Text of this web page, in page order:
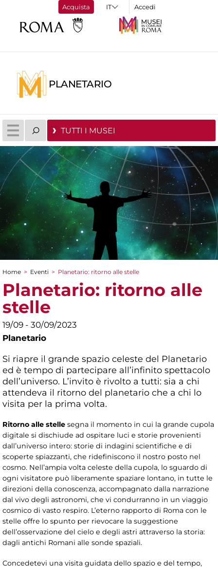
Acquista Accedi
PLANETARIO
TUTTI I MUSEI
Tu sei qui
Home > Eventi > Planetario: ritorno alle stelle
Planetario: ritorno alle
stelle
19/09 - 30/09/2023
Planetario
Si riapre il grande spazio celeste del Planetario
ed è tempo di partecipare all’infinito spettacolo
dell’universo. L’invito è rivolto a tutti: sia a chi
attendeva il ritorno del planetario che a chi lo
visita per la prima volta.
Ritorno alle stelle segna il momento in cui la grande cupola
digitale si dischiude ad ospitare luci e storie provenienti
dall’universo intero: storie di indagini scientifiche e di
scoperte spiazzanti, che ridefiniscono il nostro posto nel
cosmo. Nell’ampia volta celeste della cupola, lo sguardo di
ogni visitatore può liberamente spaziare lontano, in tutte le
direzioni della conoscenza, accompagnato dalla narrazione
dal vivo degli astronomi, che vi condurranno in un viaggio
cosmico di vasto respiro. L’eterno rapporto di Roma con le
stelle offre lo spunto per rievocare la suggestione
dell’osservazione del cielo e degli astri attraverso la storia:
dagli antichi Romani alle sonde spaziali.
Concedetevi una visita guidata dello spazio e del tempo,